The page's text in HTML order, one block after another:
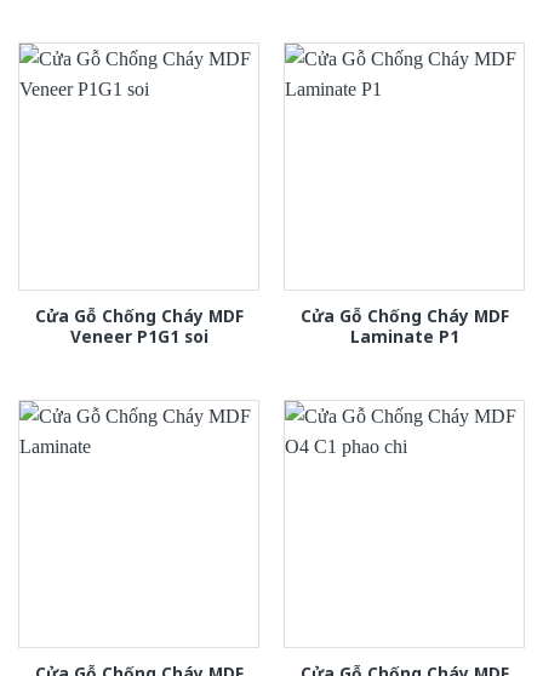
Cửa Gỗ Chống Cháy MDF
Veneer P1G1 soi
Cửa Gỗ Chống Cháy MDF
Laminate P1